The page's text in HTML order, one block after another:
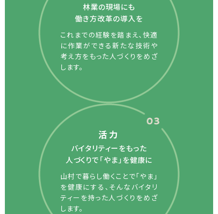
林業の現場にも
働き方改革の導入を
これまでの経験を踏まえ、快適
に作業ができる新たな技術や
考え方をもった人づくりをめざ
します。
活力
バイタリティーをもった
人づくりで「やま」を健康に
山村で暮らし働くことで「やま」
を健康にする、そんなバイタリ
ティーを持った人づくりをめざ
します。